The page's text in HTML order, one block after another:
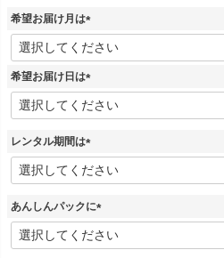
希望お届け月は
(
必
希望お届け日は
(
必
)
レンタル期間は
(
必
)
あんしんパックに
(
必